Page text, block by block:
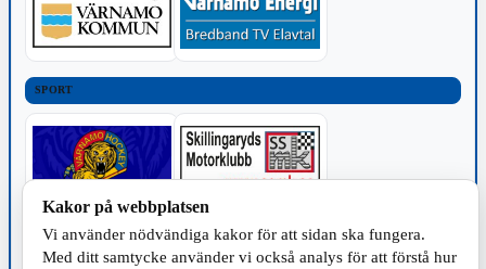
SPORT
TILLVERKNING
Kakor på webbplatsen
Vi använder nödvändiga kakor för att sidan ska fungera.
Med ditt samtycke använder vi också analys för att förstå hur